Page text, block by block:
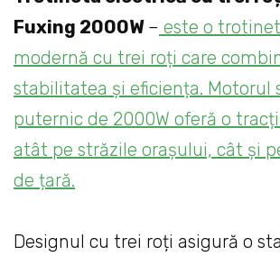
Fuxing 2000W – este o
modernă cu trei roți care
stabilitatea și eficiența. Motorul
puternic de 2000W oferă o
atât pe străzile orașului, cât și
de țară.
Designul cu trei roți asigură o